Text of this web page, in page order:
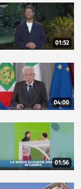
01:52
04:00
01:56